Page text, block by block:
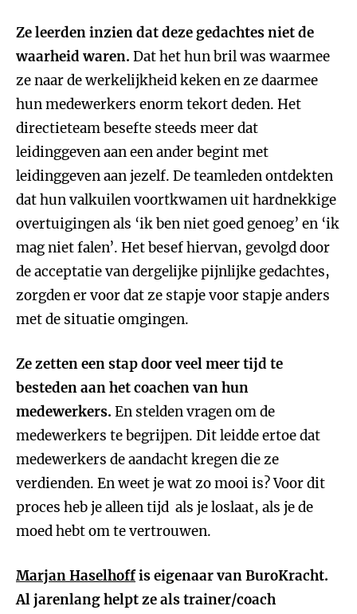
Ze leerden inzien dat deze gedachtes niet de
waarheid waren. Dat het hun bril was waarmee
ze naar de werkelijkheid keken en ze daarmee
hun medewerkers enorm tekort deden. Het
directieteam besefte steeds meer dat
leidinggeven aan een ander begint met
leidinggeven aan jezelf. De teamleden ontdekten
dat hun valkuilen voortkwamen uit hardnekkige
overtuigingen als ‘ik ben niet goed genoeg’ en ‘ik
mag niet falen’. Het besef hiervan, gevolgd door
de acceptatie van dergelijke pijnlijke gedachtes,
zorgden er voor dat ze stapje voor stapje anders
met de situatie omgingen.
Ze zetten een stap door veel meer tijd te
besteden aan het coachen van hun
medewerkers. En stelden vragen om de
medewerkers te begrijpen. Dit leidde ertoe dat
medewerkers de aandacht kregen die ze
verdienden. En weet je wat zo mooi is? Voor dit
proces heb je alleen tijd als je loslaat, als je de
moed hebt om te vertrouwen.
Marjan Haselhoffis eigenaar van BuroKracht.
Al jarenlang helpt ze als trainer/coach